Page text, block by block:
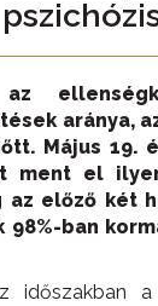
aránya,
Május 19.
ment el
az előző két
ban
időszakban a